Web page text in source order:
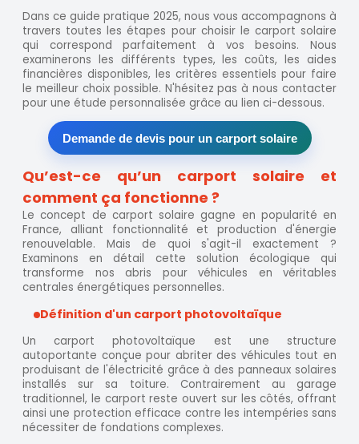
Dans ce guide pratique 2025, nous vous accompagnons à
travers toutes les étapes pour choisir le carport solaire
qui correspond parfaitement à vos besoins. Nous
examinerons les différents types, les coûts, les aides
financières disponibles, les critères essentiels pour faire
le meilleur choix possible. N'hésitez pas à nous contacter
pour une étude personnalisée grâce au lien ci-dessous.
Demande de devis pour un carport solaire
Qu’est-ce qu’un carport solaire et
comment ça fonctionne ?
Le concept de carport solaire gagne en popularité en
France, alliant fonctionnalité et production d'énergie
renouvelable. Mais de quoi s'agit-il exactement ?
Examinons en détail cette solution écologique qui
transforme nos abris pour véhicules en véritables
centrales énergétiques personnelles.
Définition d'un carport photovoltaïque
Un carport photovoltaïque est une structure
autoportante conçue pour abriter des véhicules tout en
produisant de l'électricité grâce à des panneaux solaires
installés sur sa toiture. Contrairement au garage
traditionnel, le carport reste ouvert sur les côtés, offrant
ainsi une protection efficace contre les intempéries sans
nécessiter de fondations complexes.